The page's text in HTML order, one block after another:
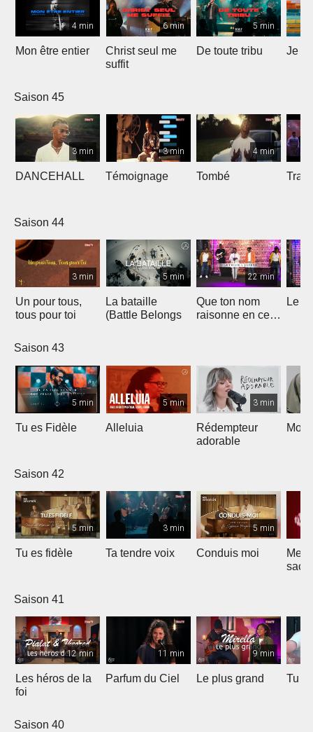
4 min
Mon être entier
6 min
Christ seul me
suffit
5 min
De toute tribu Je
Saison 45
3 min
DANCEHALL
3 min
Témoignage
4 min
Tombé
Saison 44
3 min
Un pour tous,
tous pour toi
5 min
La bataille
(Battle Belongs
22 min
Que ton nom
raisonne en ce
Le
Saison 43
5 min
Tu es Fidèle
5 min
Alleluia
3 min
Rédempteur
adorable
Mon
Saison 42
5 min
Tu es fidèle
3 min
Ta tendre voix
5 min
Conduis moi
Saison 41
12 min
Les héros de la
foi
11 min
Parfum du Ciel
9 min
Le plus grand Tu
Saison 40